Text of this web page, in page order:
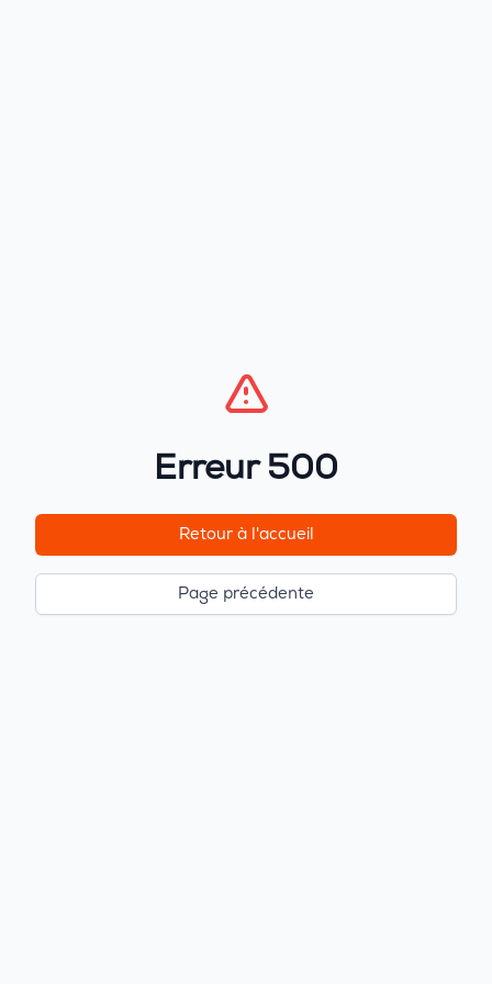
Erreur 500
Retour à l'accueil
Page précédente